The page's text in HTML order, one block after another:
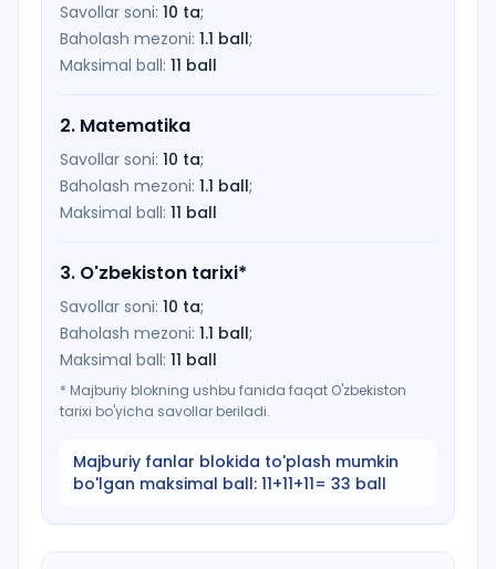
Savollar soni: 10 ta;
Baholash mezoni: 1.1 ball;
Maksimal ball: 11 ball
2. Matematika
Savollar soni: 10 ta;
Baholash mezoni: 1.1 ball;
Maksimal ball: 11 ball
3. O'zbekiston tarixi*
Savollar soni: 10 ta;
Baholash mezoni: 1.1 ball;
Maksimal ball: 11 ball
* Majburiy blokning ushbu fanida faqat O'zbekiston
tarixi bo'yicha savollar beriladi.
Majburiy fanlar blokida to'plash mumkin
bo'lgan maksimal ball: 11+11+11= 33 ball